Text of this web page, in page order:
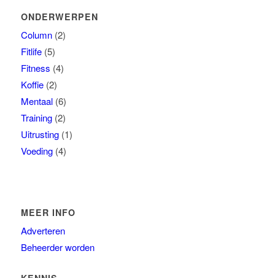
ONDERWERPEN
Column(2)
Fitlife(5)
Fitness (4)
Koffie(2)
Mentaal(6)
Training(2)
Uitrusting(1)
Voeding(4)
MEER INFO
Adverteren
Beheerder worden